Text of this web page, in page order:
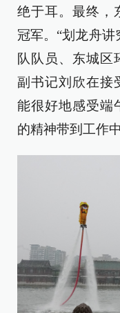
绝于耳。最终，
冠军。“划龙舟
队队员、东城区
副书记刘欣在接
能很好地感受端
的精神带到工作中